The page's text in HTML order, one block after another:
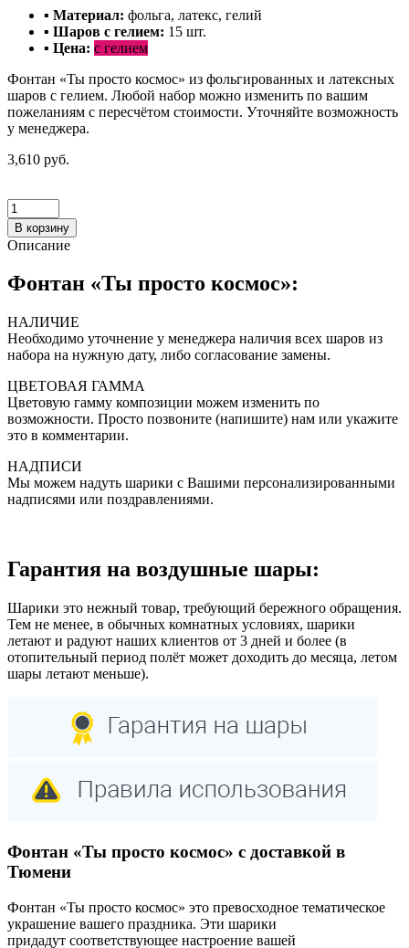
▪ Материал: фольга, латекс, гелий
▪ Шаров с гелием: 15 шт.
▪ Цена: с гелием
Фонтан «Ты просто космос» из фольгированных и латексных
шаров с гелием. Любой набор можно изменить по вашим
пожеланиям с пересчётом стоимости. Уточняйте возможность
у менеджера.
3,610 руб.
В корзину
Описание
Фонтан «Ты просто космос»:
НАЛИЧИЕ
Необходимо уточнение у менеджера наличия всех шаров из
набора на нужную дату, либо согласование замены.
ЦВЕТОВАЯ ГАММА
Цветовую гамму композиции можем изменить по
возможности. Просто позвоните (напишите) нам или укажите
это в комментарии.
НАДПИСИ
Мы можем надуть шарики с Вашими персонализированными
надписями или поздравлениями.
Гарантия на воздушные шары:
Шарики это нежный товар, требующий бережного обращения.
Тем не менее, в обычных комнатных условиях, шарики
летают и радуют наших клиентов от 3 дней и более (в
отопительный период полёт может доходить до месяца, летом
шары летают меньше).
Фонтан «Ты просто космос» с доставкой в
Тюмени
Фонтан «Ты просто космос» это превосходное тематическое
украшение вашего праздника. Эти шарики
придадут соответствующее настроение вашей